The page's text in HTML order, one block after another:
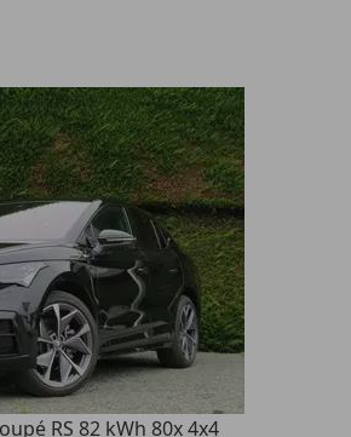
RS 82 kWh 80x 4x4